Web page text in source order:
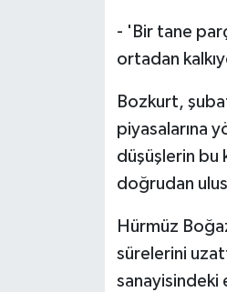
- 'Bir tane
ortadan
Bozkurt,
piyasalarına
düşüşlerin
doğrudan
Hürmüz
sürelerini
sanayisindeki